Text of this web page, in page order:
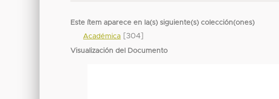
Este ítem aparece en la(s) siguiente(s) colección(ones)
Académica [304]
Visualización del Documento